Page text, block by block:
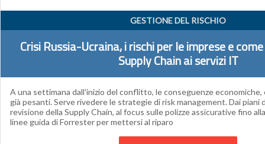
GESTIONE DEL RISCHIO
Crisi Russia-Ucraina, i rischi per le imprese e
Supply Chain ai servizi IT
A una settimana dall'inizio del conflitto, le conseguenze economiche,
già pesanti. Serve rivedere le strategie di risk management. Dai piani
revisione della Supply Chain, al focus sulle polizze assicurative fino
linee guida di Forrester per mettersi al riparo